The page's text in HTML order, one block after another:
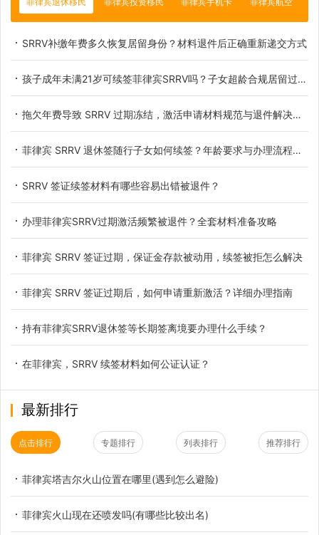
SRRV补缴年费多久恢复居留身份？材料退件后正确重新递交方式
孩子成年未满21岁可续签菲律宾SRRV吗？子女超龄合规居留过渡办法详解
拖欠年费导致 SRRV 过期冻结，激活申请材料规范与退件解决办法
菲律宾 SRRV 退休签随行子女如何续签？年龄要求与办理流程详解
SRRV 签证续签材料有哪些容易出错被退件？
办理菲律宾SRRV过期激活频繁被退件？全套材料准备攻略
菲律宾 SRRV 签证过期，保证金存款被动用，续签被拒怎么解决
菲律宾 SRRV 签证过期后，如何申请重新激活？详细办理指南
持有菲律宾SRRV退休签等长期签离境要办理什么手续？
在菲律宾，SRRV 续签材料如何公证认证？
最新排行
点击排行 专题排行 列表排行 推荐排行
菲律宾塔吉尔火山位置在哪里(遇到怎么避险)
菲律宾火山现在还喷发吗(有哪些比较出名)